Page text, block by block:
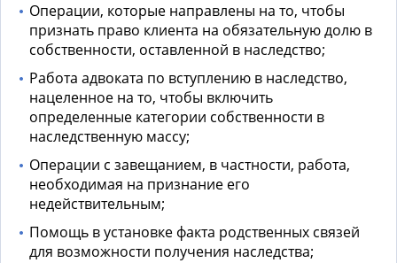
Операции, которые направлены на то, чтобы
признать право клиента на обязательную долю в
собственности, оставленной в наследство;
Работа адвоката по вступлению в наследство,
нацеленное на то, чтобы включить
определенные категории собственности в
наследственную массу;
Операции с завещанием, в частности, работа,
необходимая на признание его
недействительным;
Помощь в установке факта родственных связей
для возможности получения наследства;